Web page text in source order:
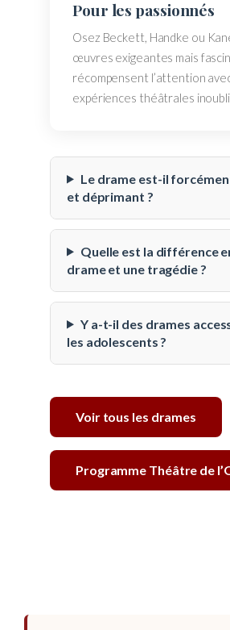
Pour les passionnés
Osez Beckett, Handke ou
œuvres exigeantes mais
récompensent l’attention
expériences théâtrales
Le drame est-il
et déprimant ?
Quelle est la différence
drame et une tragédie ?
Y a-t-il des drames
les adolescents ?
Voir tous les drames
Programme Théâtre de